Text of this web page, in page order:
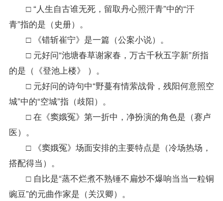
□ “人生自古谁无死，留取丹心照汗青”中的“汗
青”指的是（史册）。
□ 《错斩崔宁》是一篇（公案小说）。
□ 元好问“池塘春草谢家春，万古千秋五字新”所指
的是（《登池上楼》 ）。
□ 元好问的诗句中“野蔓有情萦战骨，残阳何意照空
城”中的“空城”指（歧阳）。
□ 在《窦娥冤》第一折中，净扮演的角色是（赛卢
医）。
□ 《窦娥冤》场面安排的主要特点是（冷场热场，
搭配得当）。
□ 自比是“蒸不烂煮不熟锤不扁炒不爆响当当一粒铜
豌豆”的元曲作家是（关汉卿）。